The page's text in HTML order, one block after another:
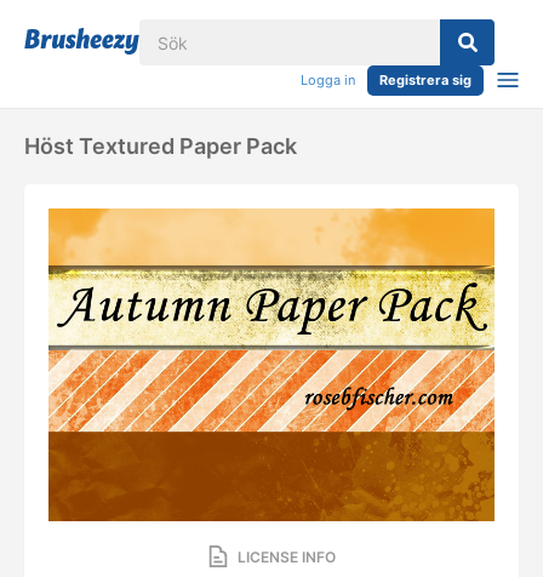
Logga in Registrera sig
Höst Textured Paper Pack
LICENSE INFO